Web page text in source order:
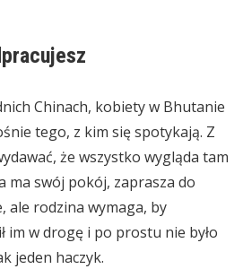
Chinach, kobiety w Bhutanie
tego, z kim się spotykają. Z
że wszystko wygląda tam
ma swój pokój, zaprasza do
ale rodzina wymaga, by
im w drogę i po prostu nie było
jeden haczyk.